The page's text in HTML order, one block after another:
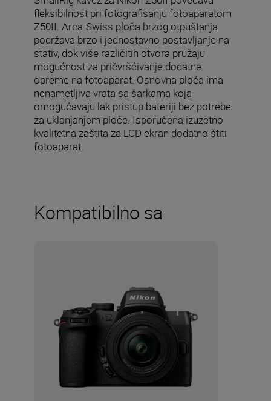
fleksibilnost pri fotografisanju fotoaparatom
Z50II. Arca-Swiss ploča brzog otpuštanja
podržava brzo i jednostavno postavljanje na
stativ, dok više različitih otvora pružaju
mogućnost za pričvršćivanje dodatne
opreme na fotoaparat. Osnovna ploča ima
nenametljiva vrata sa šarkama koja
omogućavaju lak pristup bateriji bez potrebe
za uklanjanjem ploče. Isporučena izuzetno
kvalitetna zaštita za LCD ekran dodatno štiti
fotoaparat.
Kompatibilno sa